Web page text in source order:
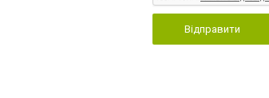
Відправити